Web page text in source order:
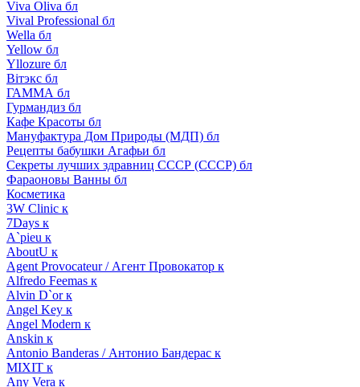
Viva Oliva бл
Vival Professional бл
Wella бл
Yellow бл
Yllozure бл
Вiтэкс бл
ГАММА бл
Гурмандиз бл
Кафе Красоты бл
Мануфактура Дом Природы (МДП) бл
Рецепты бабушки Агафьи бл
Секреты лучших здравниц СССР (СССР) бл
Фараоновы Ванны бл
Косметика
3W Clinic к
7Days к
A`pieu к
AboutU к
Agent Provocateur / Агент Провокатор к
Alfredo Feemas к
Alvin D`or к
Angel Key к
Angel Modern к
Anskin к
Antonio Banderas / Антонио Бандерас к
MIXIT к
Any Vera к